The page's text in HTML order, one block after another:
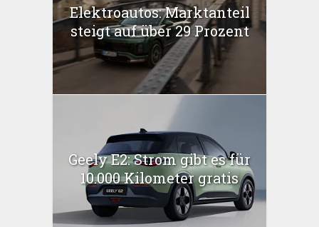
Elektroautos: Marktanteil
steigt auf über 29 Prozent
Geely E2: Strom gibt es für
10.000 Kilometer gratis